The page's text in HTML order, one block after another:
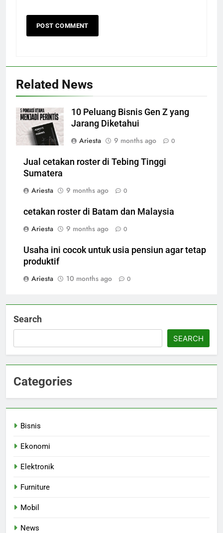
Related News
10 Peluang Bisnis Gen Z yang
Jarang Diketahui
Ariesta
9 months ago 0
Jual cetakan roster di Tebing Tinggi
Sumatera
Ariesta
9 months ago 0
cetakan roster di Batam dan Malaysia
Ariesta
9 months ago 0
Usaha ini cocok untuk usia pensiun agar tetap
produktif
Ariesta
10 months ago 0
Search
SEARCH
Categories
Bisnis
Ekonomi
Elektronik
Furniture
Mobil
News